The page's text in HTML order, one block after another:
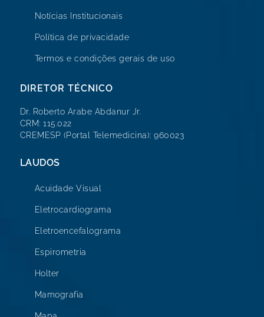
Notícias Institucionais
Política de privacidade
Termos e condições gerais de uso
DIRETOR TÉCNICO
Dr. Roberto Arabe Abdanur Jr.
CRM: 115.022
CREMESP (Portal Telemedicina): 960023
LAUDOS
Acuidade Visual
Eletrocardiograma
Eletroencefalograma
Espirometria
Holter
Mamografia